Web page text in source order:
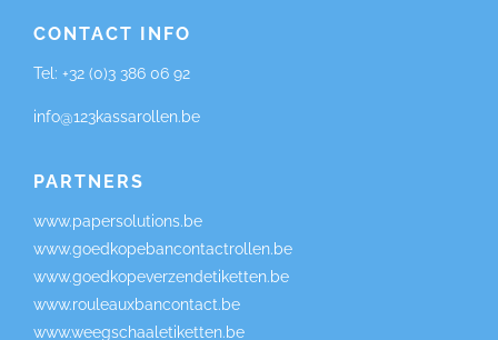
CONTACT INFO
Tel: +32 (0)3 386 06 92
info@123kassarollen.be
PARTNERS
www.papersolutions.be
www.goedkopebancontactrollen.be
www.goedkopeverzendetiketten.be
www.rouleauxbancontact.be
www.weegschaaletiketten.be